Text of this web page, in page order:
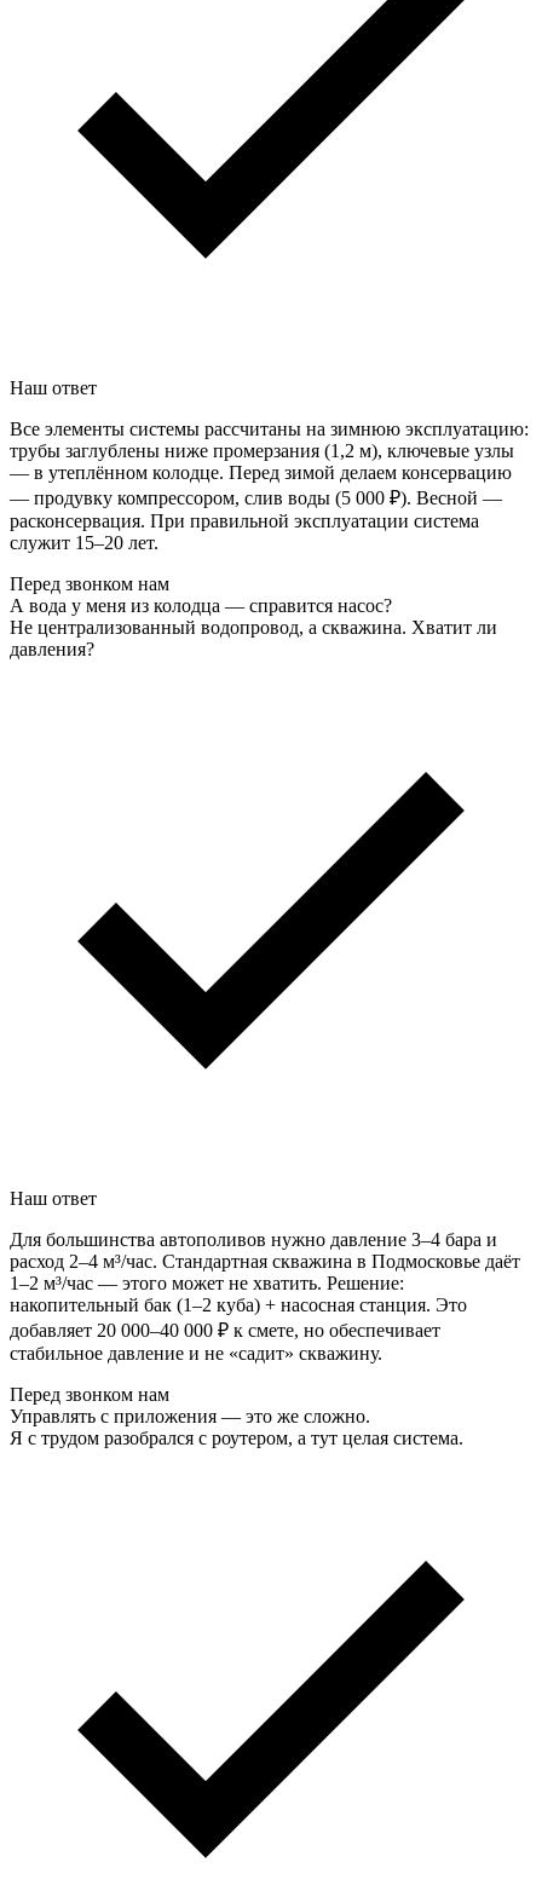
Наш ответ
Все элементы системы рассчитаны на зимнюю эксплуатацию:
трубы заглублены ниже промерзания (1,2 м), ключевые узлы
— в утеплённом колодце. Перед зимой делаем консервацию
— продувку компрессором, слив воды (5 000 ₽). Весной —
расконсервация. При правильной эксплуатации система
служит 15–20 лет.
Перед звонком нам
А вода у меня из колодца — справится насос?
Не централизованный водопровод, а скважина. Хватит ли
давления?
Наш ответ
Для большинства автополивов нужно давление 3–4 бара и
расход 2–4 м³/час. Стандартная скважина в Подмосковье даёт
1–2 м³/час — этого может не хватить. Решение:
накопительный бак (1–2 куба) + насосная станция. Это
добавляет 20 000–40 000 ₽ к смете, но обеспечивает
стабильное давление и не «садит» скважину.
Перед звонком нам
Управлять с приложения — это же сложно.
Я с трудом разобрался с роутером, а тут целая система.